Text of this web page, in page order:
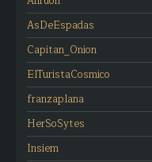
AsDeEspadas
Capitan_Onion
ElTuristaCosmico
franzaplana
HerSoSytes
Insiem